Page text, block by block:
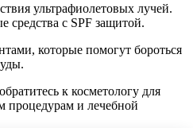
ультрафиолетовых лучей.
средства с SPF защитой.
которые помогут бороться
к косметологу для
процедурам и лечебной